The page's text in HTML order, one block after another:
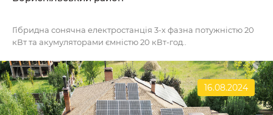
Гібридна сонячна електростанція 3-х фазна потужністю 20
кВт та акумуляторами ємністю 20 кВт-год..
16.08.2024